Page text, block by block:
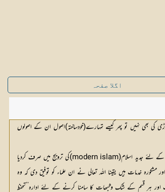
اگلا صفحہ
کی بھی نہیں تو پھر کیسے تمہارے(خودساختہ)اصول ان کے اصولوں
(5) (ان لوگوں نے)قرآنی اصطلاحات میں اس طرح کی تحریفا ت کیں کہ جس کا قرون ماضی میں(یعنی اسلاف کے زمانے میں)کوئی وجود نہیں ملتا اور اسلامی معاشرے میں یہ مشھور کردیا گیا کہ انہوں نے اپنی کاوشوں کو امت مسلمہ کے لئے جدید اسلام(modern islam)کی ترویج میں صرف کردیا
خدمات ہیں یقینا اللہ تعالی نے ان علماء کو توفیق دی کہ وہ
ہر قسم کے شک وشبھات کا سامنا کرنے کے لئے ادارہ’’تحفظ